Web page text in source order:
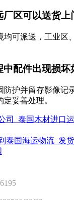
区可以送货上
均可派送，工业区
配件出现损坏
防护并留存影像记
妥善处理。
司_泰国木材进口
泰国海运物流_发